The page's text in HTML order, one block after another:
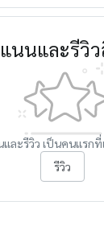
นนและรีวิ
ละรีวิว เป็นคนแรก
รีวิว